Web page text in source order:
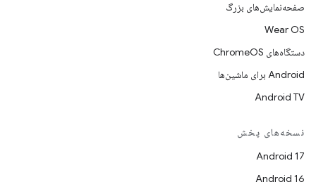
صفحه‌نمایش‌های بزرگ
Wear OS
دستگاه‌های ChromeOS
Android برای ماشین‌ها
Android TV
نسخه‌های پخش
Android 17
Android 16